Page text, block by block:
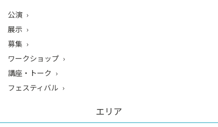
公演
展示
募集
ワークショップ
講座・トーク
フェスティバル
エリア